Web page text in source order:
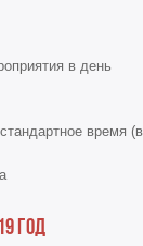
в день
время
год